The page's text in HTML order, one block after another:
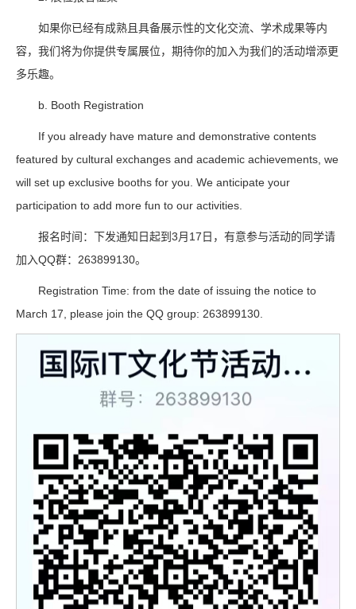
如果你已经有成熟且具备展示性的文化交流、学术成果等内
容，我们将为你提供专属展位，期待你的加入为我们的活动增添更
多乐趣。
b. Booth Registration
If you already have mature and demonstrative contents
featured by cultural exchanges and academic achievements, we
will set up exclusive booths for you. We anticipate your
participation to add more fun to our activities.
报名时间：下发通知日起到3月17日，有意参与活动的同学请
加入QQ群：263899130。
Registration Time: from the date of issuing the notice to
March 17, please join the QQ group: 263899130.